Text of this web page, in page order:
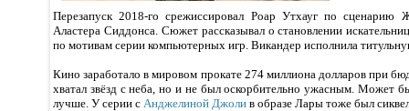
Перезапуск 2018-го срежиссировал Роар Утхауг по сценарию
Аластера Сиддонса. Сюжет рассказывал о становлении
по мотивам серии компьютерных игр. Викандер исполнила
Кино заработало в мировом прокате 274 миллиона долларов при
хватал звёзд с неба, но и не был оскорбительно ужасным. Может
лучше. У серии с Анджелиной Джоли в образе Лары тоже был